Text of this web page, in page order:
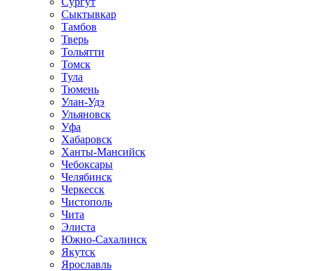
Сыктывкар
Тамбов
Тверь
Тольятти
Томск
Тула
Тюмень
Улан-Удэ
Ульяновск
Уфа
Хабаровск
Ханты-Мансийск
Чебоксары
Челябинск
Черкесск
Чистополь
Чита
Элиста
Южно-Сахалинск
Якутск
Ярославль